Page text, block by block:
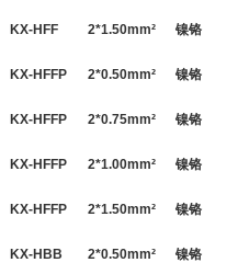
KX-HFF 2*1.50mm² 镍铬
KX-HFFP 2*0.50mm² 镍铬
KX-HFFP 2*0.75mm² 镍铬
KX-HFFP 2*1.00mm² 镍铬
KX-HFFP 2*1.50mm² 镍铬
KX-HBB 2*0.50mm² 镍铬